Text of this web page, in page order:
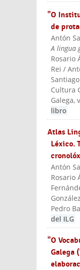
"O
de
Antón
A lingua
Rosario
Rei /
Cultura
Galega,
libro
Atlas
Léxico.
Antón
Rosario
Pedro
del ILG
"O
Galega